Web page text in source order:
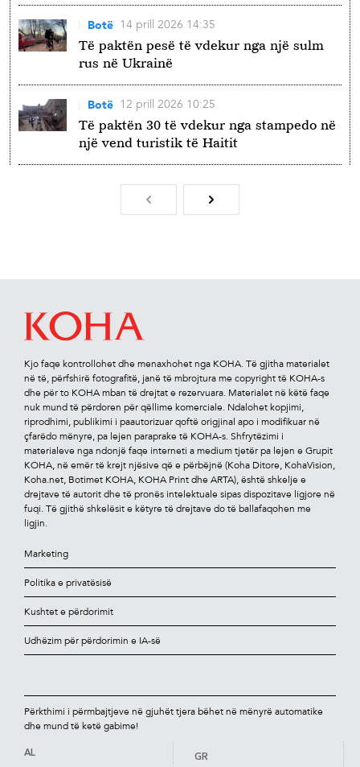
Të paktën pesë të vdekur nga një sulm
rus në Ukrainë
Botë 14 prill 2026 14:35
Të paktën 30 të vdekur nga stampedo në
një vend turistik të Haitit
Botë 12 prill 2026 10:25
Kjo faqe kontrollohet dhe menaxhohet nga KOHA. Të gjitha materialet
në të, përfshirë fotograﬁtë, janë të mbrojtura me copyright të KOHA-s
dhe për to KOHA mban të drejtat e rezervuara. Materialet në këtë faqe
nuk mund të përdoren për qëllime komerciale. Ndalohet kopjimi,
riprodhimi, publikimi i paautorizuar qoftë origjinal apo i modiﬁkuar në
çfarëdo mënyre, pa lejen paraprake të KOHA-s. Shfrytëzimi i
materialeve nga ndonjë faqe interneti a medium tjetër pa lejen e Grupit
KOHA, në emër të krejt njësive që e përbëjnë (Koha Ditore, KohaVision,
Koha.net, Botimet KOHA, KOHA Print dhe ARTA), është shkelje e
drejtave të autorit dhe të pronës intelektuale sipas dispozitave ligjore në
fuqi. Të gjithë shkelësit e këtyre të drejtave do të ballafaqohen me
ligjin.
Marketing
Politika e privatësisë
Kushtet e përdorimit
Udhëzim për përdorimin e IA-së
Përkthimi i përmbajtjeve në gjuhët tjera bëhet në mënyrë automatike
dhe mund të ketë gabime!
AL GR